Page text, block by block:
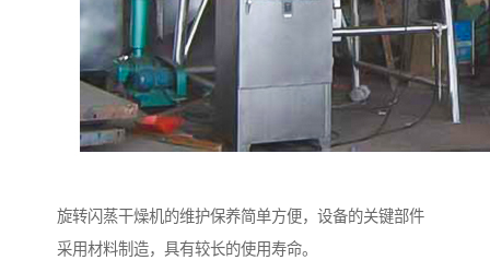
旋转闪蒸干燥机的维护保养简单方便，设备的关键部件
采用材料制造，具有较长的使用寿命。